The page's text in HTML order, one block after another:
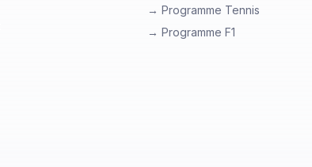
→ Programme Tennis
→ Programme F1